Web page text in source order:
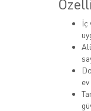
İç